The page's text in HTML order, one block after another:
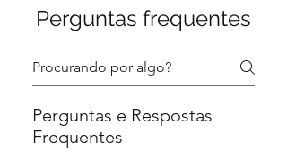
Perguntas frequentes
Perguntas e Respostas
Frequentes